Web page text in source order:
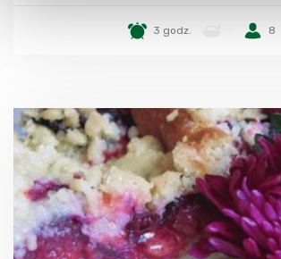
3 godz. 8